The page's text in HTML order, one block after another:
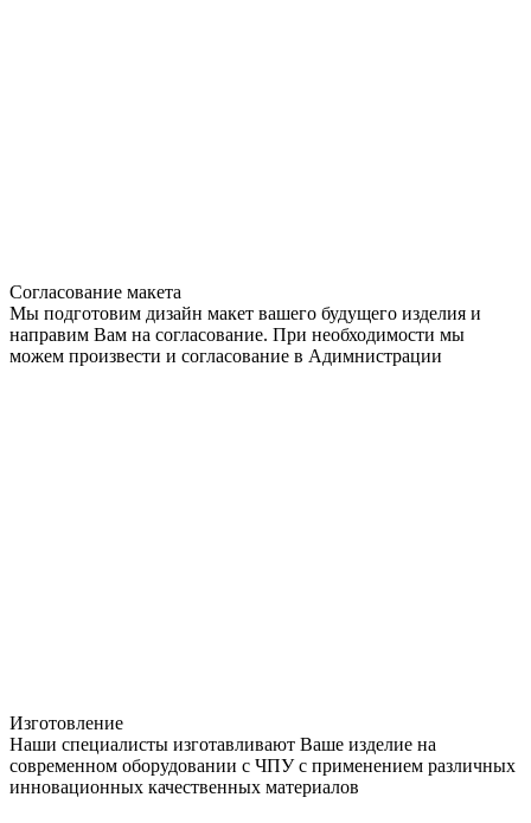
Согласование макета
Мы подготовим дизайн макет вашего будущего изделия и
направим Вам на согласование. При необходимости мы
можем произвести и согласование в Адимнистрации
Изготовление
Наши специалисты изготавливают Ваше изделие на
современном оборудовании с ЧПУ с применением различных
инновационных качественных материалов